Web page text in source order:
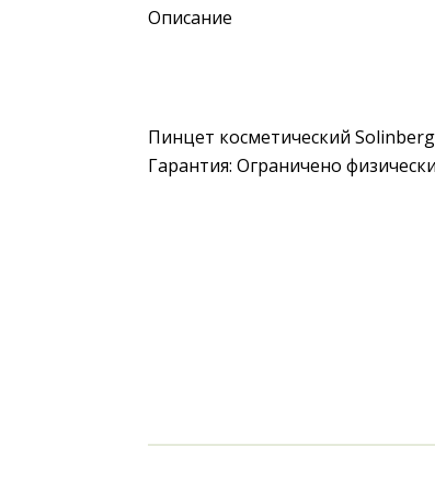
Описание
Пинцет косметический
Гарантия: Ограничено